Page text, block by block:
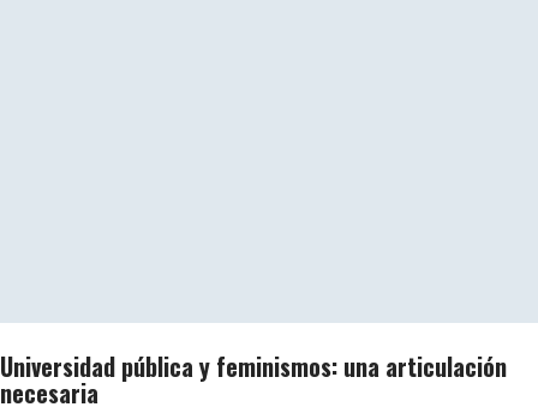
Universidad pública y feminismos: una articulación
necesaria